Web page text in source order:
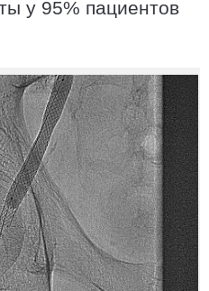
у 95% пациентов